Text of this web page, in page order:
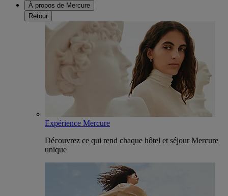
À propos de Mercure
Retour
Expérience Mercure
Découvrez ce qui rend chaque hôtel et séjour Mercure
unique